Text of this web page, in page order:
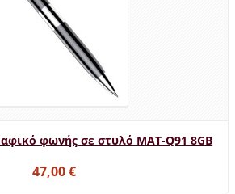
φωνής σε στυλό MAT-Q91 8GB
47,00 €